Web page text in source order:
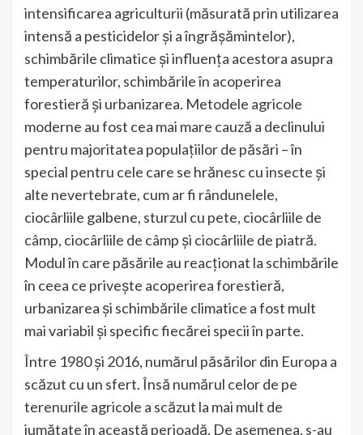
intensificarea agriculturii (măsurată prin utilizarea
intensă a pesticidelor și a îngrășămintelor),
schimbările climatice și influența acestora asupra
temperaturilor, schimbările în acoperirea
forestieră și urbanizarea. Metodele agricole
moderne au fost cea mai mare cauză a declinului
pentru majoritatea populațiilor de păsări – în
special pentru cele care se hrănesc cu insecte și
alte nevertebrate, cum ar fi rândunelele,
ciocârliile galbene, sturzul cu pete, ciocârliile de
câmp, ciocârliile de câmp și ciocârliile de piatră.
Modul în care păsările au reacționat la schimbările
în ceea ce privește acoperirea forestieră,
urbanizarea și schimbările climatice a fost mult
mai variabil și specific fiecărei specii în parte.
Între 1980 și 2016, numărul păsărilor din Europa a
scăzut cu un sfert. Însă numărul celor de pe
terenurile agricole a scăzut la mai mult de
jumătate în această perioadă. De asemenea, s-au